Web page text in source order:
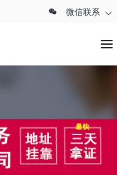
微信联系